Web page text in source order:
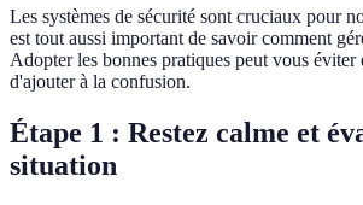
Les systèmes de sécurité sont cruciaux pour
est tout aussi important de savoir comment
Adopter les bonnes pratiques peut vous éviter
d'ajouter à la confusion.
Étape 1 : Restez calme et
situation